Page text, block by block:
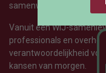
samenwerking en
Vanuit een WIJ-
professionals en
verantwoordelijkheid
kansen van morgen.